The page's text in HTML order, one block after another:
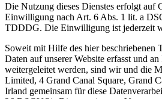
Die Nutzung dieses Dienstes erfolgt auf
Einwilligung nach Art. 6 Abs. 1 lit. a
TDDDG. Die Einwilligung ist jederzeit
Soweit mit Hilfe des hier beschriebenen
Daten auf unserer Website erfasst und
weitergeleitet werden, sind wir und die
Limited, 4 Grand Canal Square, Grand
Irland gemeinsam für diese